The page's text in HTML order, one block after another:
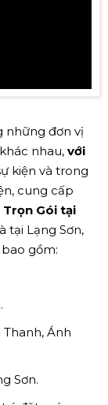
những đơn vị
nhau, với
kiện và trong
cung cấp
Trọn Gói tại
tại Lạng Sơn,
gồm:
Ánh
Sơn.